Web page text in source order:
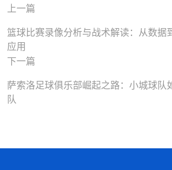
上一篇
篮球比赛录像分析与战术解读：从数据
应用
下一篇
萨索洛足球俱乐部崛起之路：小城球队
队